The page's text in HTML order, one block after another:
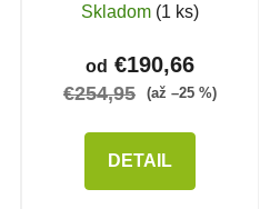
Skladom (1 ks)
od €190,66
€254,95 (až –25 %)
DETAIL